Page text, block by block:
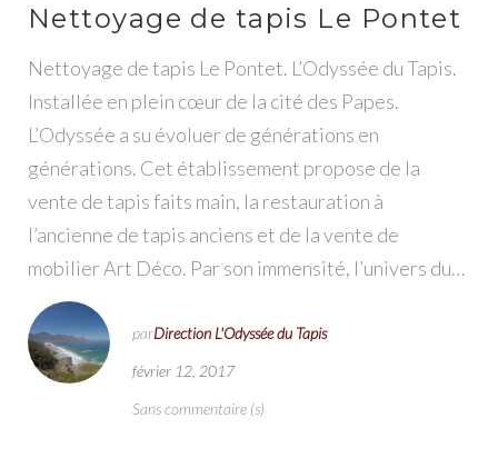
Nettoyage de tapis Le Pontet
Nettoyage de tapis Le Pontet. L’Odyssée du Tapis.
Installée en plein cœur de la cité des Papes.
L’Odyssée a su évoluer de générations en
générations. Cet établissement propose de la
vente de tapis faits main, la restauration à
l’ancienne de tapis anciens et de la vente de
mobilier Art Déco. Par son immensité, l’univers du…
parDirection L'Odyssée du Tapis
février 12, 2017
Sans commentaire (s)